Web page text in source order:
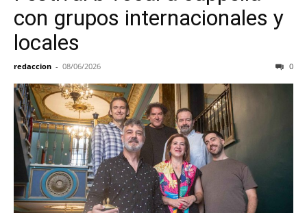
con grupos internacionales y
locales
redaccion - 08/06/2026 0